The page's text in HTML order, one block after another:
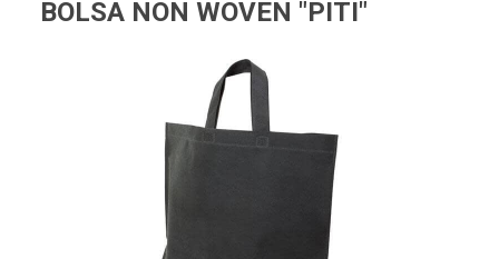
BOLSA NON WOVEN "PITI"